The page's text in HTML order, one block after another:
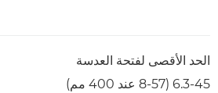
الحد الأقصى لفتحة العدسة
6.3-45 (8-57 عند 400 مم)